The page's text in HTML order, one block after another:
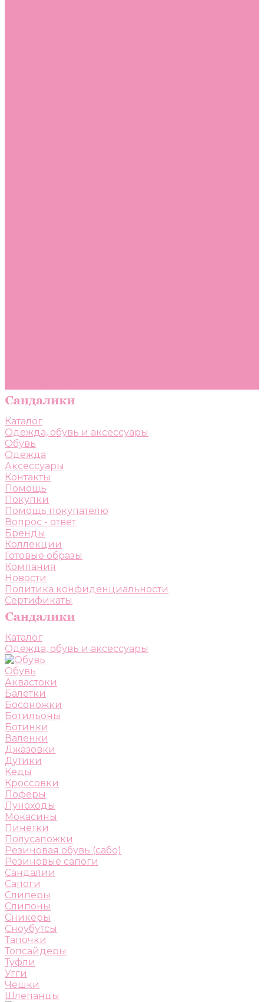
Каталог
Одежда, обувь и аксессуары
Обувь
Одежда
Аксессуары
Контакты
Помощь
Покупки
Помощь покупателю
Вопрос - ответ
Бренды
Коллекции
Готовые образы
Компания
Новости
Политика конфиденциальности
Сертификаты
Каталог
Одежда, обувь и аксессуары
Обувь
Аквастоки
Балетки
Босоножки
Ботильоны
Ботинки
Валенки
Джазовки
Дутики
Кеды
Кроссовки
Лоферы
Луноходы
Мокасины
Пинетки
Полусапожки
Резиновая обувь (сабо)
Резиновые сапоги
Сандалии
Сапоги
Слиперы
Слипоны
Сникеры
Сноубутсы
Тапочки
Топсайдеры
Туфли
Угги
Чешки
Шлепанцы